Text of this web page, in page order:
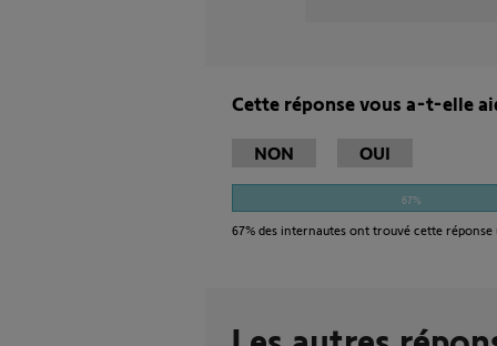
Cette réponse vous a-t-elle
NON OUI
67%
67% des internautes ont trouvé cette réponse